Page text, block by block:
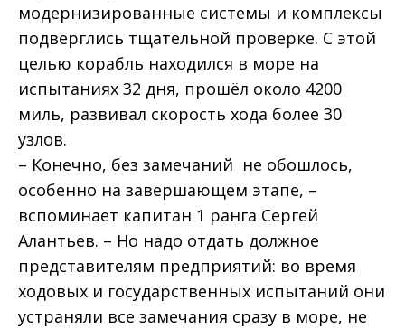
модернизированные системы и комплексы
подверглись тщательной проверке. С этой
целью корабль находился в море на
испытаниях 32 дня, прошёл около 4200
миль, развивал скорость хода более 30
узлов.
– Конечно, без замечаний не обошлось,
особенно на завершающем этапе, –
вспоминает капитан 1 ранга Сергей
Алантьев. – Но надо отдать должное
представителям предприятий: во время
ходовых и государственных испытаний они
устраняли все замечания сразу в море, не